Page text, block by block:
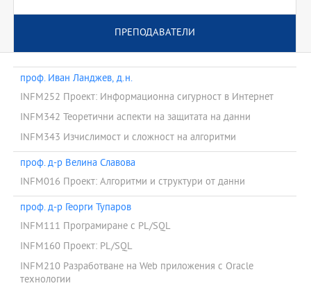
ПРЕПОДАВАТЕЛИ
проф. Иван Ланджев, д.н.
INFM252 Проект: Информационна сигурност в Интернет
INFM342 Теоретични аспекти на защитата на данни
INFM343 Изчислимост и сложност на алгоритми
проф. д-р Велина Славова
INFM016 Проект: Алгоритми и структури от данни
проф. д-р Георги Тупаров
INFM111 Програмиране с PL/SQL
INFM160 Проект: PL/SQL
INFM210 Разработване на Web приложения с Oracle
технологии